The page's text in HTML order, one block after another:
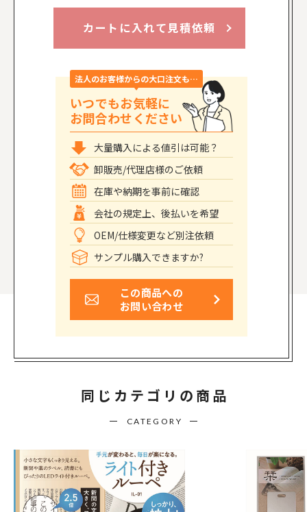
カートに入れて見積依頼
法人のお客様からの大口注文も…
いつでもお気軽に
お問合わせください
大量購入による値引は可能？
卸販売/代理店様のご依頼
在庫や納期を事前に確認
会社の規定上、後払いを希望
OEM/仕様変更など別注依頼
サンプル購入できますか?
この商品への
お問い合わせ
同じカテゴリの商品
CATEGORY